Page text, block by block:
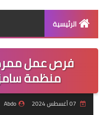
الرئيسية
فرص عمل
منظمة
Abdo